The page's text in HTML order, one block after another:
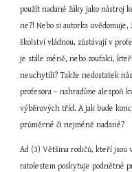
použít nadané žáky jako nástroj
ne?! Nebo si autorka
školství vládnou, zůstávají v
je stále méně, nebo zoufalci,
neuchytili? Takže nedostatek
profesora – nahradíme alespoň
výběrových tříd. A jak bude
průměrné či nejméně nadané?
Ad (3) Většina rodičů, kteří jsou
ratolestem poskytuje podnětné